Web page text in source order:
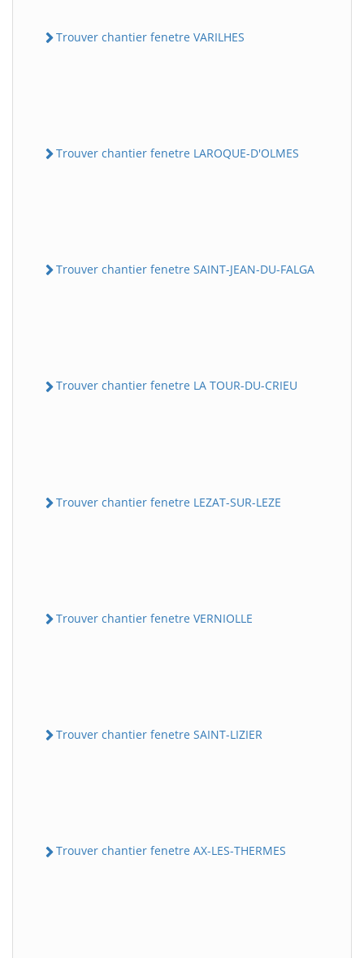
Trouver chantier fenetre VARILHES
Trouver chantier fenetre LAROQUE-D'OLMES
Trouver chantier fenetre SAINT-JEAN-DU-FALGA
Trouver chantier fenetre LA TOUR-DU-CRIEU
Trouver chantier fenetre LEZAT-SUR-LEZE
Trouver chantier fenetre VERNIOLLE
Trouver chantier fenetre SAINT-LIZIER
Trouver chantier fenetre AX-LES-THERMES